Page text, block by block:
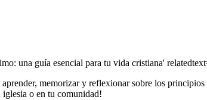
una guía esencial para tu vida cristiana'
memorizar y reflexionar sobre los
o en tu comunidad!